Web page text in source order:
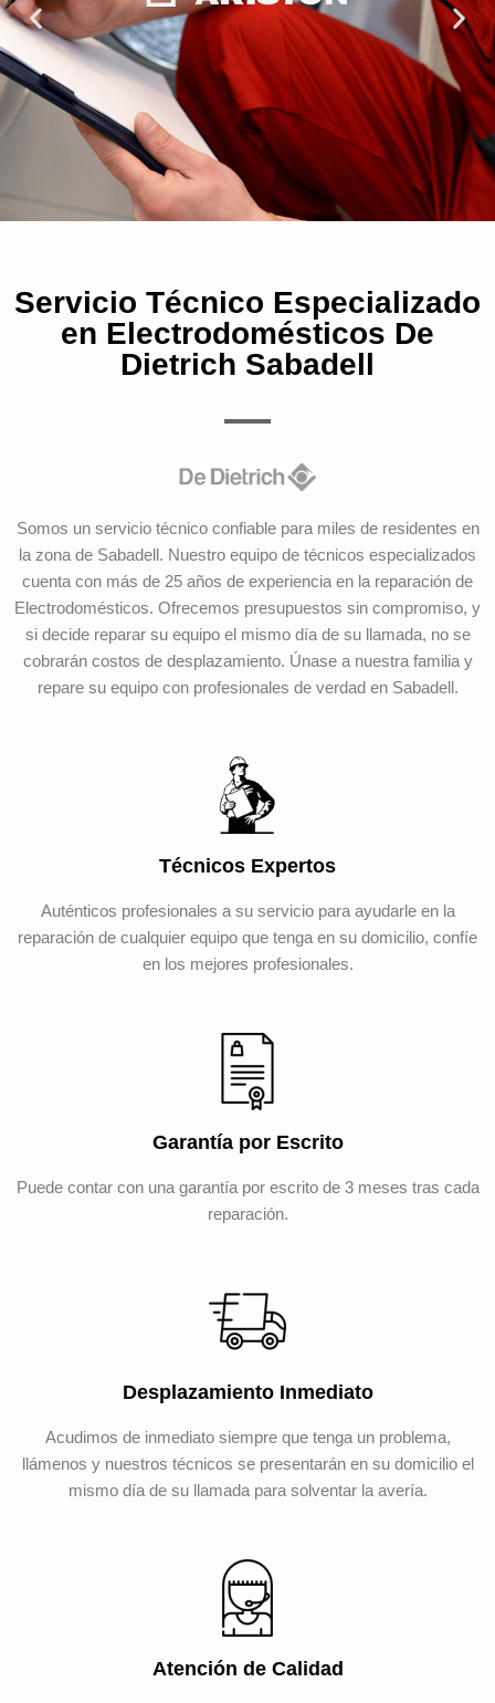
Servicio Técnico Especializado
en Electrodomésticos De
Dietrich Sabadell
Somos un servicio técnico confiable para miles de residentes en
la zona de Sabadell. Nuestro equipo de técnicos especializados
cuenta con más de 25 años de experiencia en la reparación de
Electrodomésticos. Ofrecemos presupuestos sin compromiso, y
si decide reparar su equipo el mismo día de su llamada, no se
cobrarán costos de desplazamiento. Únase a nuestra familia y
repare su equipo con profesionales de verdad en Sabadell.
Técnicos Expertos
Auténticos profesionales a su servicio para ayudarle en la
reparación de cualquier equipo que tenga en su domicilio, confíe
en los mejores profesionales.
Garantía por Escrito
Puede contar con una garantía por escrito de 3 meses tras cada
reparación.
Desplazamiento Inmediato
Acudimos de inmediato siempre que tenga un problema,
llámenos y nuestros técnicos se presentarán en su domicilio el
mismo día de su llamada para solventar la avería.
Atención de Calidad